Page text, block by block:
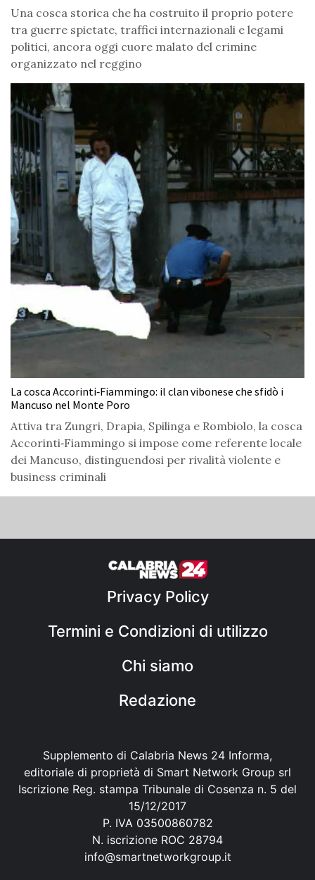
Una cosca storica che ha costruito il proprio potere
tra guerre spietate, traffici internazionali e legami
politici, ancora oggi cuore malato del crimine
organizzato nel reggino
La cosca Accorinti‑Fiammingo: il clan vibonese che sfidò i
Mancuso nel Monte Poro
Attiva tra Zungri, Drapia, Spilinga e Rombiolo, la cosca
Accorinti‑Fiammingo si impose come referente locale
dei Mancuso, distinguendosi per rivalità violente e
business criminali
Privacy Policy
Termini e Condizioni di utilizzo
Chi siamo
Redazione
Supplemento di Calabria News 24 Informa,
editoriale di proprietà di Smart Network Group srl
Iscrizione Reg. stampa Tribunale di Cosenza n. 5 del
15/12/2017
P. IVA 03500860782
N. iscrizione ROC 28794
info@smartnetworkgroup.it